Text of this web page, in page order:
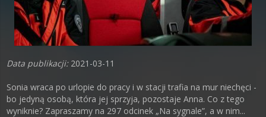
Data publikacji: 2021-03-11
Sonia wraca po urlopie do pracy i w stacji trafia na mur niechęci -
bo jedyną osobą, która jej sprzyja, pozostaje Anna. Co z tego
wyniknie? Zapraszamy na 297 odcinek „Na sygnale”, a w nim...